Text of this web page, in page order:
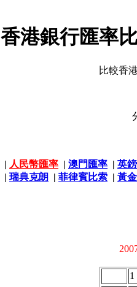
香港銀行匯率
比較香
| 人民幣匯率 | 澳門匯率 | 英
| 瑞典克朗 | 菲律賓比索 | 黃
1